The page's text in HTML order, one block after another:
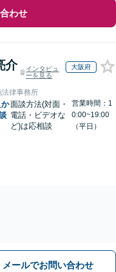
わせ
介
インタビュ
ーを見る
大阪府
律事務所
か面談方法(対面・
電話・ビデオな
ど)は応相談
営業時間：1
0:00~19:00
（平日）
メールでお問い合わせ